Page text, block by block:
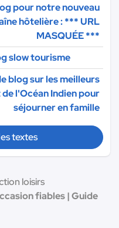
pour notre nouveau
hôtelière :*** URL
MASQUÉE ***
slow tourisme
blog sur les meilleurs
l'Océan Indien pour
séjourner en famille
textes
loisirs
fiables | Guide